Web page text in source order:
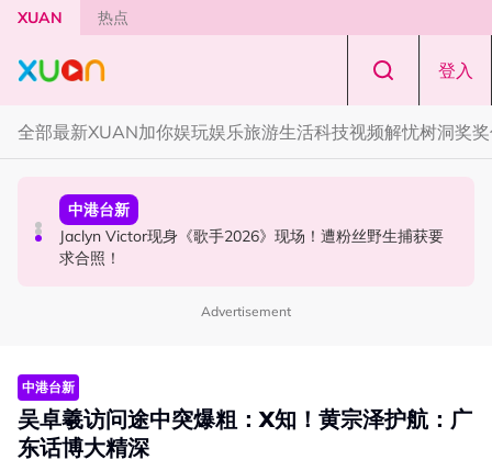
Skip to main content
XUAN 热点
登入
全部最新XUAN加你娱玩娱乐旅游生活科技视频解忧树洞奖
国际星闻
YG大楼遭女粉持高尔夫球杆猛砸！BLACKPINK 10周年最
新进展曝光！
中港台新
Jaclyn Victor现身《歌手2026》现场！遭粉丝野生捕获要
求合照！
中港台新
中国《歌手2026》 “歌王之战” 成绩出炉！胡彦斌夺得歌王
宝座！
Advertisement
中港台新
吴卓羲访问途中突爆粗：X知！黄宗泽护航：广
东话博大精深